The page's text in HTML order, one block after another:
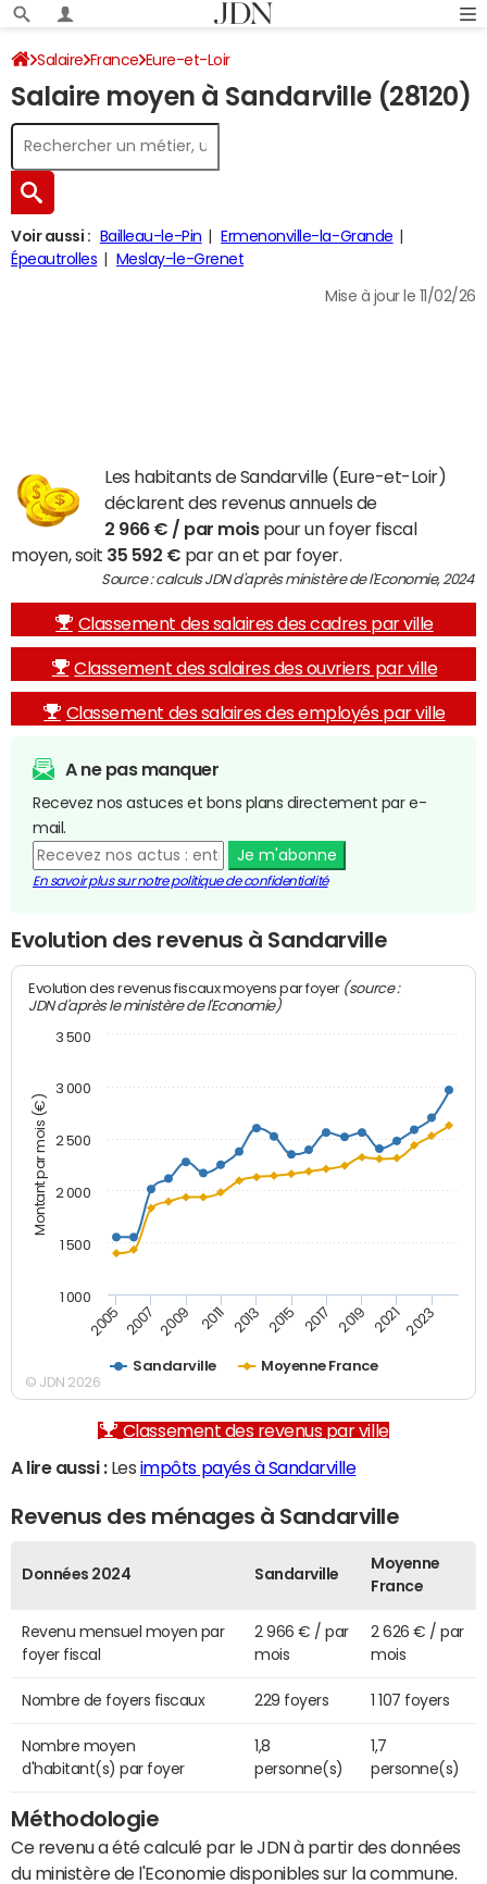
Salaire France Eure-et-Loir
Salaire moyen à Sandarville (28120)
Voir aussi : Bailleau-le-Pin
Ermenonville-la-Grande
Épeautrolles
Meslay-le-Grenet
Mise à jour le 11/02/26
Les habitants de Sandarville (Eure-et-Loir)
déclarent des revenus annuels de
2 966 € / par moispour un foyer fiscal
moyen, soit 35 592 € par an et par foyer.
Source : calculs JDN d'après ministère de l'Economie, 2024
Classement des salaires des cadres par ville
Classement des salaires des ouvriers par ville
Classement des salaires des employés par ville
A ne pas manquer
Recevez nos astuces et bons plans directement par e-
mail.
Je m'abonne
En savoir plus sur notre politique de confidentialité
Evolution des revenus à Sandarville
Montant par mois (€)
Evolution des revenus fiscaux moyens par foyer (source :
JDN d'après le ministère de l'Economie)
Sandarville Moyenne France
2005 2007 2009 2011 2013 2015 2017 2019 2021 2023
1 000
1 500
2 000
2 500
3 000
3 500
© JDN 2026
Classement des revenus par ville
A lire aussi :Les impôts payés à Sandarville
Revenus des ménages à Sandarville
Données 2024 Sandarville
Moyenne
France
Revenu mensuel moyen par
foyer fiscal
2 966 € / par
mois
2 626 € / par
mois
Nombre de foyers fiscaux 229 foyers 1 107 foyers
Nombre moyen
d'habitant(s) par foyer
1,8
personne(s)
1,7
personne(s)
Méthodologie
Ce revenu a été calculé par le JDN à partir des données
du ministère de l'Economie disponibles sur la commune.